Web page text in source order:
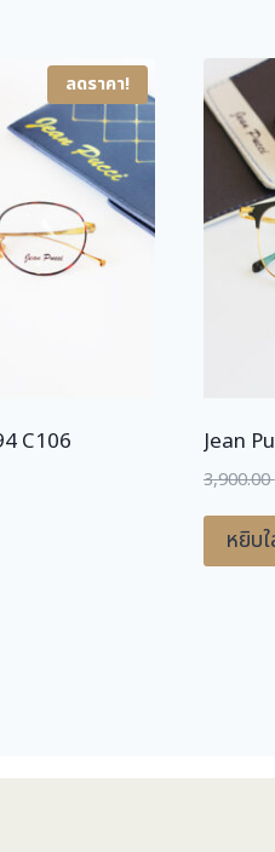
ลดราคา!
C106 Jean
3,900.00
หยิบ